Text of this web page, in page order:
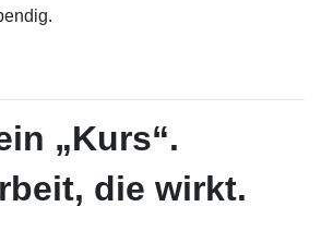
„Kurs“.
die wirkt.